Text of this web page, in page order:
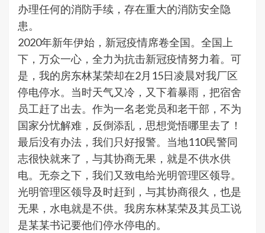
办理任何的消防手续，存在重大的消防安全隐
患。
2020年新年伊始，新冠疫情席卷全国。全国上
下，万众一心，全力为抗击新冠疫情努力着。可
是，我的房东林某荣却在2月15日凌晨对我厂区
停电停水。当时天气又冷，又下着暴雨，把宿舍
员工赶了出去。作为一名老党员和老干部，不为
国家分忧解难，反倒添乱，思想觉悟哪里去了！
最后没有办法，我们只好报警。当地110民警同
志很快就来了，与其协商无果，就是不供水供
电。无奈之下，我们又致电给光明管理区领导。
光明管理区领导及时赶到，与其协商很久，也是
无果，水电就是不供。我房东林某荣及其员工说
是某某书记要他们停水停电的。